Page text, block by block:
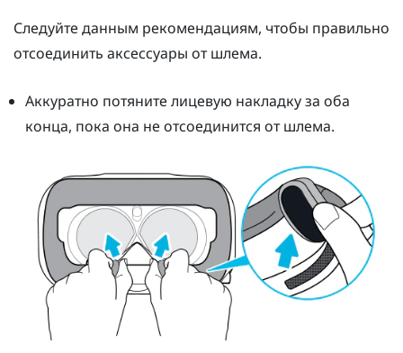
Следуйте данным рекомендациям, чтобы правильно
отсоединить аксессуары от шлема.
Аккуратно потяните лицевую накладку за оба
конца, пока она не отсоединится от шлема.